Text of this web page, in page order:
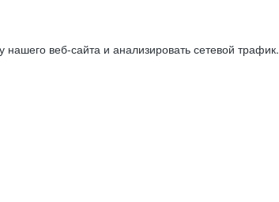
веб-сайта и анализировать сетевой трафик.